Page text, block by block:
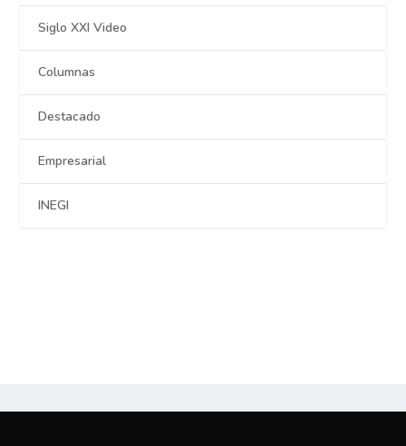
Siglo XXI Video
Columnas
Destacado
Empresarial
INEGI